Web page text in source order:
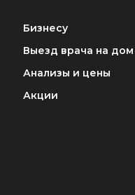
Бизнесу
Выезд врача на дом
Анализы и цены
Акции